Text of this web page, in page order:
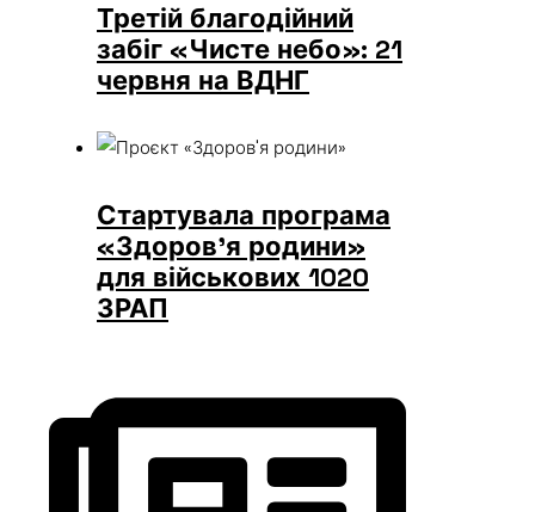
Третій благодійний
забіг «Чисте небо»: 21
червня на ВДНГ
Стартувала програма
«Здоров’я родини»
для військових 1020
ЗРАП